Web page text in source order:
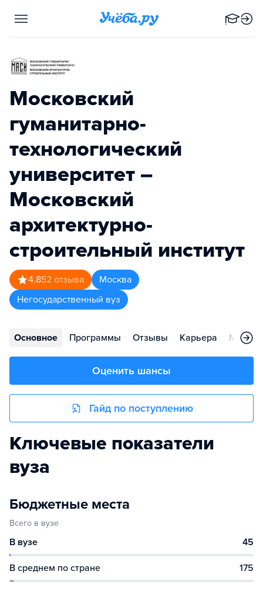
Московский
гуманитарно-
технологический
университет –
Московский
архитектурно-
строительный институт
4.852 отзыва
Москва
Негосударственный вуз
Основное Программы Отзывы Карьера
Оценить шансы
Гайд по поступлению
Ключевые показатели
вуза
Бюджетные места
Всего в вузе
В вузе 45
В среднем по стране 175